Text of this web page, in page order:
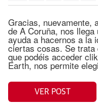
Gracias, nuevamente,
de A Coruña, nos
ayuda a hacernos a la
ciertas cosas. Se trata
que podéis acceder
Earth, nos permite
VER POST